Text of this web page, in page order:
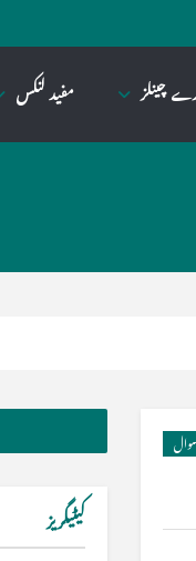
چینلز مفید لنکس
کیٹیگریز